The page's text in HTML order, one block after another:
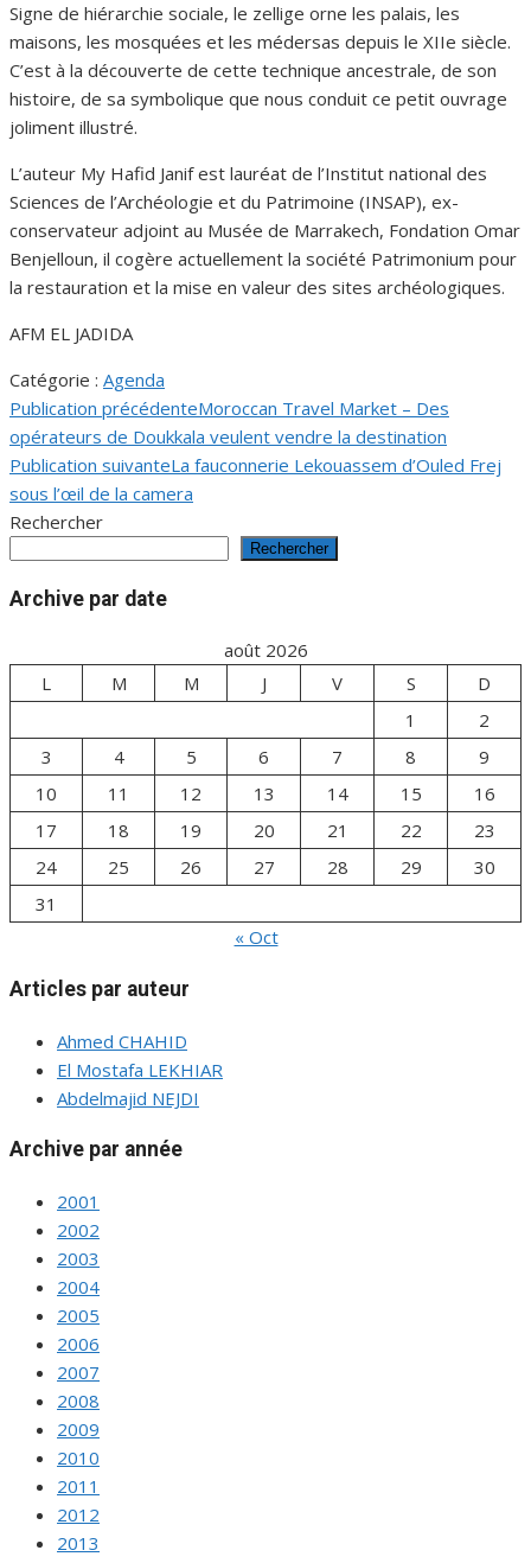
Signe de hiérarchie sociale, le zellige orne les palais, les
maisons, les mosquées et les médersas depuis le XIIe siècle.
C’est à la découverte de cette technique ancestrale, de son
histoire, de sa symbolique que nous conduit ce petit ouvrage
joliment illustré.
L’auteur My Hafid Janif est lauréat de l’Institut national des
Sciences de l’Archéologie et du Patrimoine (INSAP), ex-
conservateur adjoint au Musée de Marrakech, Fondation Omar
Benjelloun, il cogère actuellement la société Patrimonium pour
la restauration et la mise en valeur des sites archéologiques.
AFM EL JADIDA
Catégorie : Agenda
Navigation
de
l’article
Publication précédenteMoroccan Travel Market – Des
opérateurs de Doukkala veulent vendre la destination
Publication suivanteLa fauconnerie Lekouassem d’Ouled Frej
sous l’œil de la camera
Rechercher
Rechercher
Archive par date
août 2026
L
M M J V S
D
1
2
3
4 5 6 7 8
9
10
11 12 13 14 15
16
17
18 19 20 21 22
23
24
25 26 27 28 29
30
31
« Oct
Articles par auteur
Ahmed CHAHID
El Mostafa LEKHIAR
Abdelmajid NEJDI
Archive par année
2001
2002
2003
2004
2005
2006
2007
2008
2009
2010
2011
2012
2013